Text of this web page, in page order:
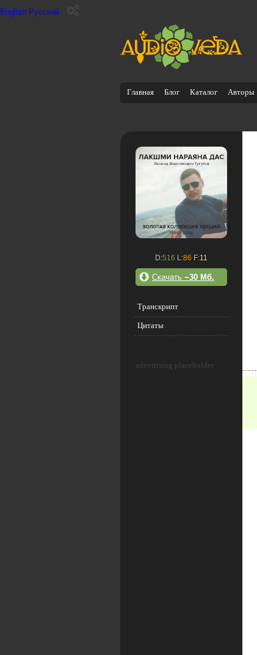
English Русский
Главная Блог Каталог Авторы
D:516 L:86 F:11
Скачать ~30 Мб.
Транскрипт
Цитаты
advertising placeholder